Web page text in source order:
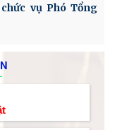
vụ Phó Tổng